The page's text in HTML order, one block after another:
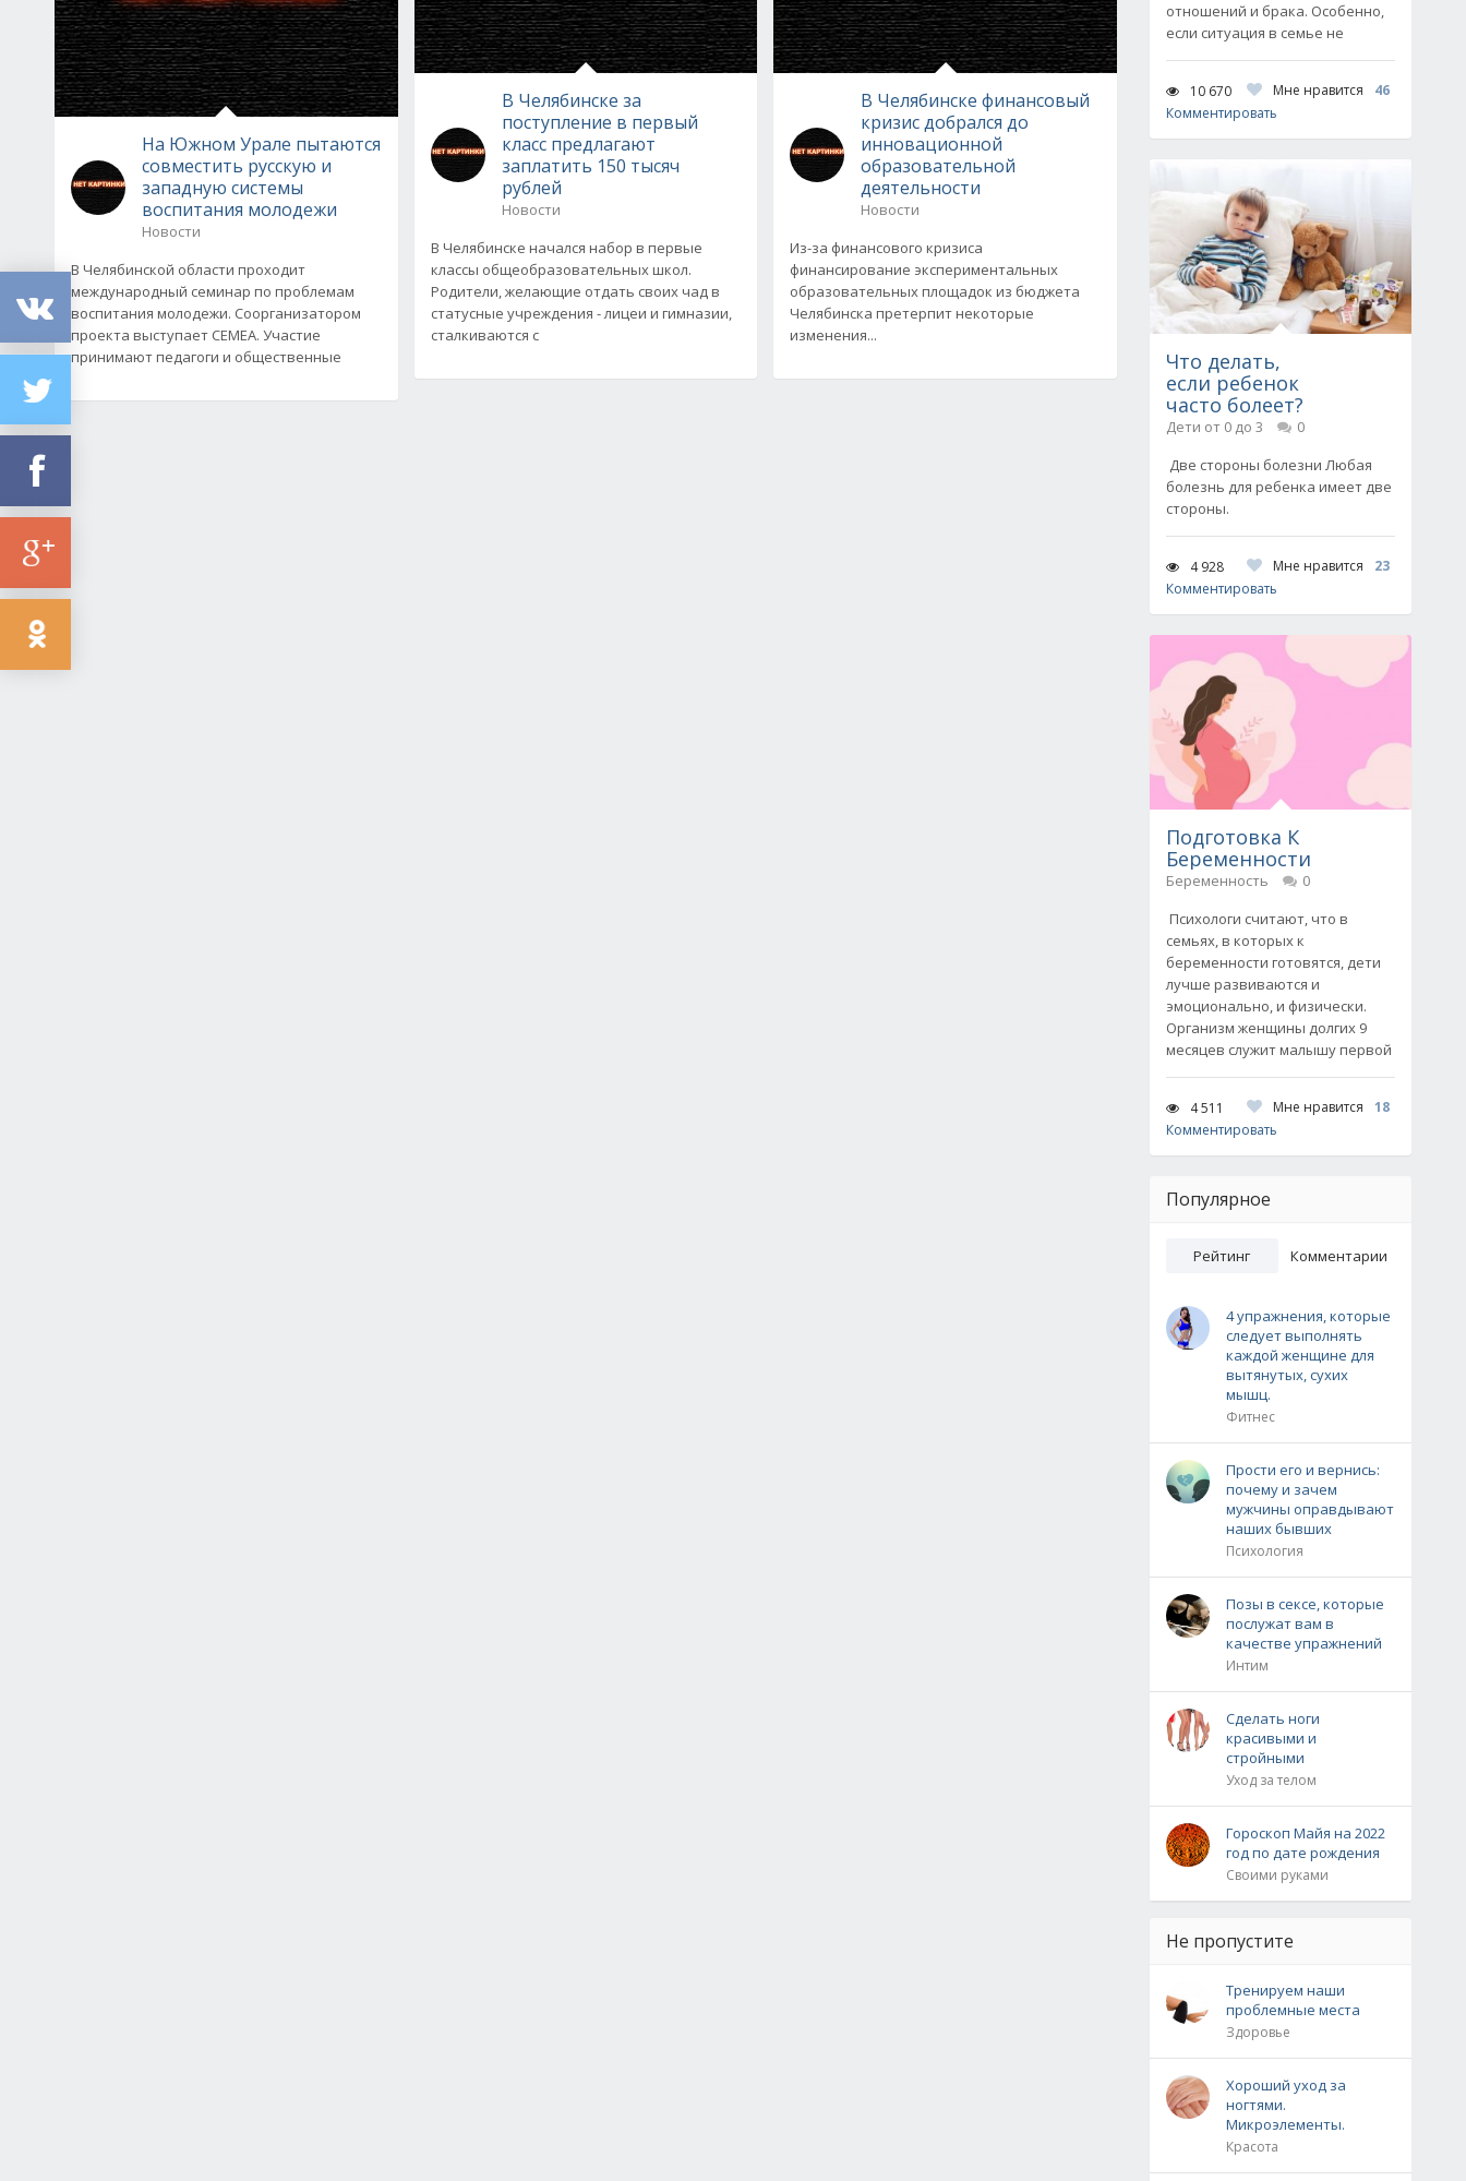
На Южном Урале пытаются
совместить русскую и
западную системы
воспитания молодежи
Новости
В Челябинской области проходит
международный семинар по проблемам
воспитания молодежи. Соорганизатором
проекта выступает СЕМЕА. Участие
принимают педагоги и общественные
В Челябинске за
поступление в первый
класс предлагают
заплатить 150 тысяч
рублей
Новости
В Челябинске начался набор в первые
классы общеобразовательных школ.
Родители, желающие отдать своих чад в
статусные учреждения - лицеи и гимназии,
сталкиваются с
В Челябинске финансовый
кризис добрался до
инновационной
образовательной
деятельности
Новости
Из-за финансового кризиса
финансирование экспериментальных
образовательных площадок из бюджета
Челябинска претерпит некоторые
изменения...
отношений и брака. Особенно,
если ситуация в семье не
10 670 Мне нравится
46
Комментировать
Что делать,
если ребенок
часто болеет?
Дети от 0 до 3
0
Две стороны болезни Любая
болезнь для ребенка имеет две
стороны.
4 928 Мне нравится
23
Комментировать
Подготовка К
Беременности
Беременность
0
Психологи считают, что в
семьях, в которых к
беременности готовятся, дети
лучше развиваются и
эмоционально, и физически.
Организм женщины долгих 9
месяцев служит малышу первой
4 511 Мне нравится
18
Комментировать
Популярное
Рейтинг Комментарии
4 упражнения, которые
следует выполнять
каждой женщине для
вытянутых, сухих
мышц.
Фитнес
Прости его и вернись:
почему и зачем
мужчины оправдывают
наших бывших
Психология
Позы в сексе, которые
послужат вам в
качестве упражнений
Интим
Сделать ноги
красивыми и
стройными
Уход за телом
Гороскоп Майя на 2022
год по дате рождения
Своими руками
Не пропустите
Тренируем наши
проблемные места
Здоровье
Хороший уход за
ногтями.
Микроэлементы.
Красота